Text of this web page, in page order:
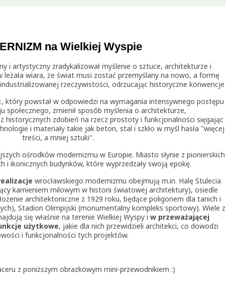
na Wielkiej Wyspie
i artystyczny zradykalizował myślenie o sztuce, architekturze i
wiara, że świat musi zostać przemyślany na nowo, a formę
rzeczywistości, odrzucając historyczne konwencje
który powstał w odpowiedzi na wymagania intensywnego postępu
społecznego, zmienił sposób myślenia o architekturze,
historycznych zdobień na rzecz prostoty i funkcjonalności sięgając
i materiały takie jak beton, stal i szkło w myśl hasła "więcej
treści, a mniej sztuki".
ośrodków modernizmu w Europie. Miasto słynie z pionierskich
i ikonicznych budynków, które wyprzedzały swoją epokę.
wrocławskiego modernizmu obejmują m.in. Halę Stulecia
kamieniem milowym w historii światowej architektury), osiedle
architektoniczne z 1929 roku, będące poligonem dla tanich i
Stadion Olimpijski (monumentalny kompleks sportowy). Wiele z
się właśnie na terenie Wielkiej Wyspy i w przeważającej
użytkowe, jakie dla nich przewidzieli architekci, co dowodzi
i funkcjonalności tych projektów.
z poniższym obrazkowym mini-przewodnikiem :)